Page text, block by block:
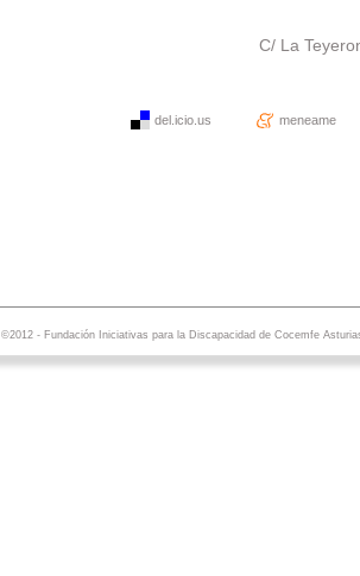
C/ La
del.icio.us meneame
©2012 - Fundación Iniciativas para la Discapacidad de Cocemfe